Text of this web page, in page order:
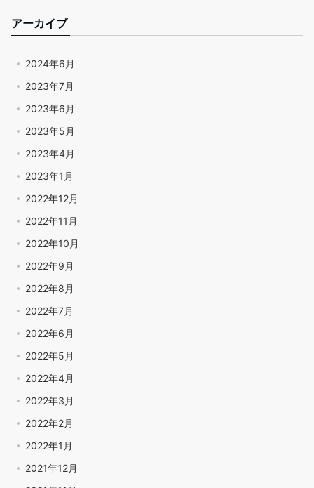
アーカイブ
2024年6月
2023年7月
2023年6月
2023年5月
2023年4月
2023年1月
2022年12月
2022年11月
2022年10月
2022年9月
2022年8月
2022年7月
2022年6月
2022年5月
2022年4月
2022年3月
2022年2月
2022年1月
2021年12月